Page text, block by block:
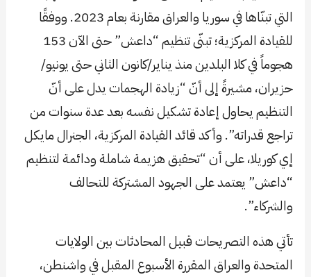
التي تبنّاها في سوريا والعراق مقارنة بعام 2023. ووفقًا
للقيادة المركزية؛ تبنّى تنظيم “داعش” حتى الآن 153
هجوماً في كلا البلدين منذ يناير/كانون الثاني حتى يونيو/
حزيران، مشيرةً إلى أنّ “زيادة الهجمات يدل على أنّ
التنظيم يحاول إعادة تشكيل نفسه بعد عدة سنوات من
تراجع قدراته”. وأكد قائد القيادة المركزية، الجنرال مايكل
إي كوريلا، على أن “تحقيق هزيمة شاملة ودائمة لتنظيم
“داعش” يعتمد على الجهود المشتركة للتحالف
والشركاء”.
تأتي هذه التصريحات قبيل المحادثات بين الولايات
المتحدة والعراق المقررة الأسبوع المقبل في واشنطن،